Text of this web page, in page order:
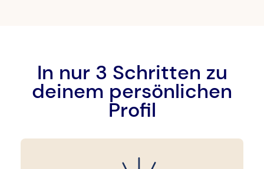
In nur 3 Schritten zu
deinem persönlichen
Profil